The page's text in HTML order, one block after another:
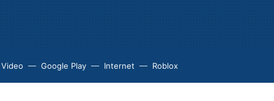
Google Play Internet Roblox